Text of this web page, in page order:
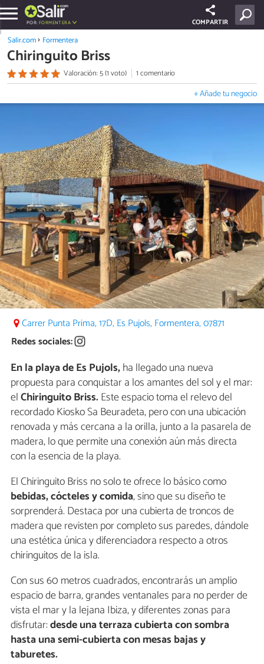
POR: FORMENTERA COMPARTIR
Salir.com Formentera
Chiringuito Briss
Valoración: 5 (1 voto) 1 comentario
+ Añade tu negocio
Carrer Punta Prima, 17D, Es Pujols, Formentera, 07871
Redes sociales:
En la playa de Es Pujols,ha llegado una nueva
propuesta para conquistar a los amantes del sol y el mar:
elChiringuito Briss.Este espacio toma el relevo del
recordado Kiosko Sa Beuradeta, pero con una ubicación
renovada y más cercana a la orilla, junto a la pasarela de
madera, lo que permite una conexión aún más directa
con la esencia de la playa.
El Chiringuito Briss no solo te ofrece lo básico como
bebidas, cócteles y comida, sino que su diseño te
sorprenderá. Destaca por una cubierta de troncos de
madera que revisten por completo sus paredes, dándole
una estética única y diferenciadora respecto a otros
chiringuitos de la isla.
Con sus 60 metros cuadrados, encontrarás un amplio
espacio de barra, grandes ventanales para no perder de
vista el mar y la lejana Ibiza, y diferentes zonas para
disfrutar:desde una terraza cubierta con sombra
hasta una semi-cubierta con mesas bajas y
taburetes.